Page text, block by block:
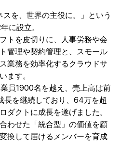
を、世界の主役に。」という
に設立。
トを皮切りに、人事労務や会
管理や契約管理と、スモール
業務を効率化するクラウドサ
ます。
員1900名を越え、売上高は前
長を継続しており、64万を超
ダクトに成長を遂げました。
わせた「統合型」の価値を顧
換して届けるメンバーを育成